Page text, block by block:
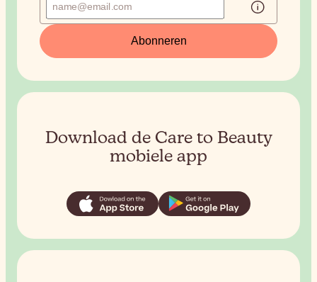
Abonneren
Download de Care to Beauty
mobiele app